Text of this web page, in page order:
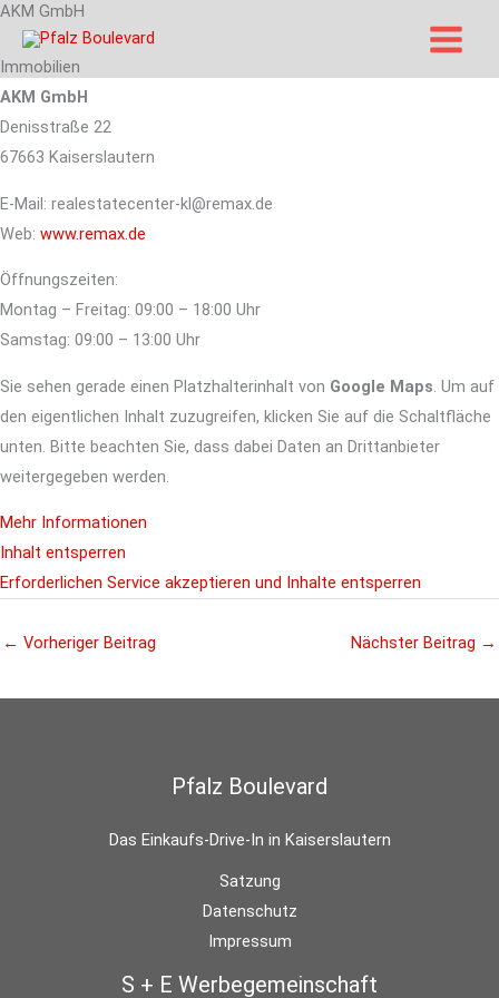
Zum
Inhalt
springen
AKM GmbH
Immobilien
AKM GmbH
Denisstraße 22
67663 Kaiserslautern
E-Mail: realestatecenter-kl@remax.de
Web: www.remax.de
Öffnungszeiten:
Montag – Freitag: 09:00 – 18:00 Uhr
Samstag: 09:00 – 13:00 Uhr
Sie sehen gerade einen Platzhalterinhalt von Google Maps. Um auf
den eigentlichen Inhalt zuzugreifen, klicken Sie auf die Schaltfläche
unten. Bitte beachten Sie, dass dabei Daten an Drittanbieter
weitergegeben werden.
Mehr Informationen
Inhalt entsperren
Erforderlichen Service akzeptieren und Inhalte entsperren
← Vorheriger Beitrag Nächster Beitrag →
Pfalz Boulevard
Das Einkaufs-Drive-In in Kaiserslautern
Satzung
Datenschutz
Impressum
S + E Werbegemeinschaft